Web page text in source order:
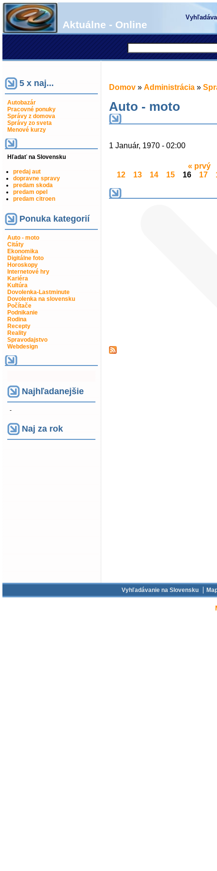
Aktuálne - Online
5 x naj...
Autobazár
Pracovné ponuky
Správy z domova
Správy zo sveta
Menové kurzy
Hľadať na Slovensku
predaj aut
dopravne spravy
predam skoda
predam opel
predam citroen
Ponuka kategorií
Auto - moto
Citáty
Ekonomika
Digitálne foto
Horoskopy
Internetové hry
Kariéra
Kultúra
Dovolenka-Lastminute
Dovolenka na slovensku
Počítače
Podnikanie
Rodina
Recepty
Reality
Spravodajstvo
Webdesign
Najhľadanejšie
-
Naj za rok
Domov » Administrácia »
Auto - moto
1 Január, 1970 - 02:00
« prvý
12
13 14 15 16 17
Vyhľadávanie na Slovensku